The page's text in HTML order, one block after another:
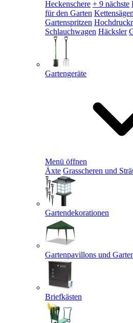
Heckenschere + 9 nächste
für den Garten Kettensägen
Gartenspritzen
Schlauchwagen Häcksler
Gartengeräte
Menü öffnen
Äxte Grasscheren und
Gartendekorationen
Gartenpavillons und
Briefkästen